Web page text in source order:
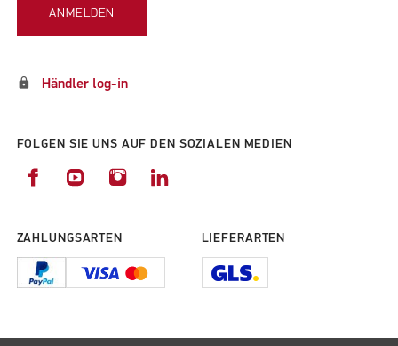
ANMELDEN
lock Händler log-in
FOLGEN SIE UNS AUF DEN SOZIALEN MEDIEN
ZAHLUNGSARTEN LIEFERARTEN